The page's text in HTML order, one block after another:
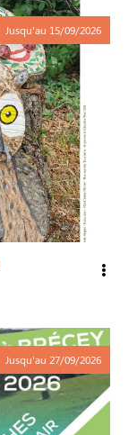
Jusqu'au 15/09/2026
Jusqu'au 27/09/2026